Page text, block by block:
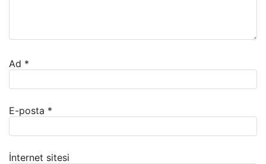
Ad *
E-posta *
İnternet sitesi